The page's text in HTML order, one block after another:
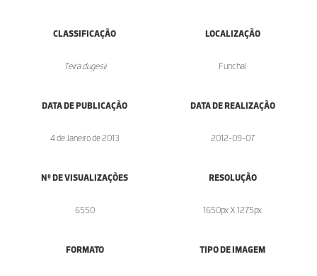
CLASSIFICAÇÃO
Teira dugesii
LOCALIZAÇÃO
Funchal
DATA DE PUBLICAÇÃO
4 de Janeiro de 2013
DATA DE REALIZAÇÃO
2012-09-07
Nº DE VISUALIZAÇÕES
6550
RESOLUÇÃO
1650px X 1275px
FORMATO TIPO DE IMAGEM